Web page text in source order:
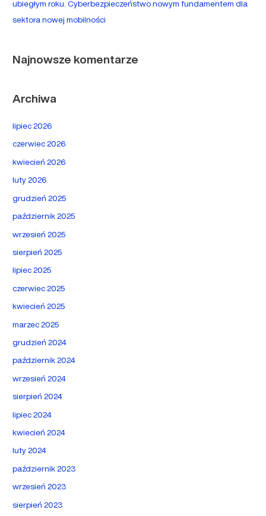
ubiegłym roku. Cyberbezpieczeństwo nowym fundamentem dla
sektora nowej mobilności
Najnowsze komentarze
Archiwa
lipiec 2026
czerwiec 2026
kwiecień 2026
luty 2026
grudzień 2025
październik 2025
wrzesień 2025
sierpień 2025
lipiec 2025
czerwiec 2025
kwiecień 2025
marzec 2025
grudzień 2024
październik 2024
wrzesień 2024
sierpień 2024
lipiec 2024
kwiecień 2024
luty 2024
październik 2023
wrzesień 2023
sierpień 2023